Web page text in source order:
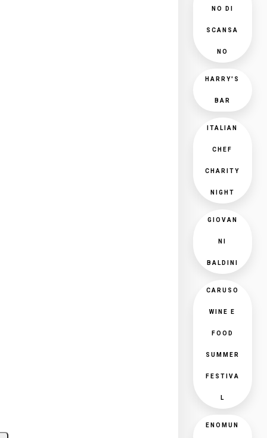
NO DI
SCANSA
NO
HARRY'S
BAR
ITALIAN
CHEF
CHARITY
NIGHT
GIOVAN
NI
BALDINI
CARUSO
WINE E
FOOD
SUMMER
FESTIVA
L
ENOMUN